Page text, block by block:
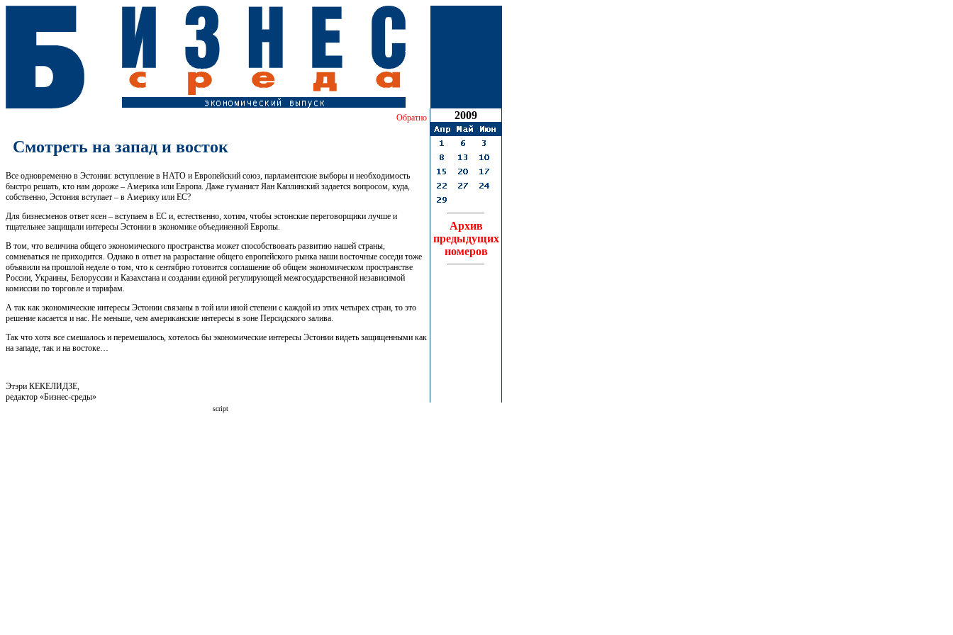
Обратно
Смотреть на запад и восток
Все одновременно в Эстонии: вступление в НАТО и Европейский союз, парламентские выборы и необходимость
быстро решать, кто нам дороже – Америка или Европа. Даже гуманист Яан Каплинский задается вопросом, куда,
собственно, Эстония вступает – в Америку или ЕС?
Для бизнесменов ответ ясен – вступаем в ЕС и, естественно, хотим, чтобы эстонские переговорщики лучше и
тщательнее защищали интересы Эстонии в экономике объединенной Европы.
В том, что величина общего экономического пространства может способствовать развитию нашей страны,
сомневаться не приходится. Однако в ответ на разрастание общего европейского рынка наши восточные соседи тоже
объявили на прошлой неделе о том, что к сентябрю готовится соглашение об общем экономическом пространстве
России, Украины, Белоруссии и Казахстана и создании единой регулирующей межгосударственной независимой
комиссии по торговле и тарифам.
А так как экономические интересы Эстонии связаны в той или иной степени с каждой из этих четырех стран, то это
решение касается и нас. Не меньше, чем американские интересы в зоне Персидского залива.
Так что хотя все смешалось и перемешалось, хотелось бы экономические интересы Эстонии видеть защищенными как
на западе, так и на востоке…
Этэри КЕКЕЛИДЗЕ,
редактор «Бизнес-среды»
2009
Архив
предыдущих
номеров
script